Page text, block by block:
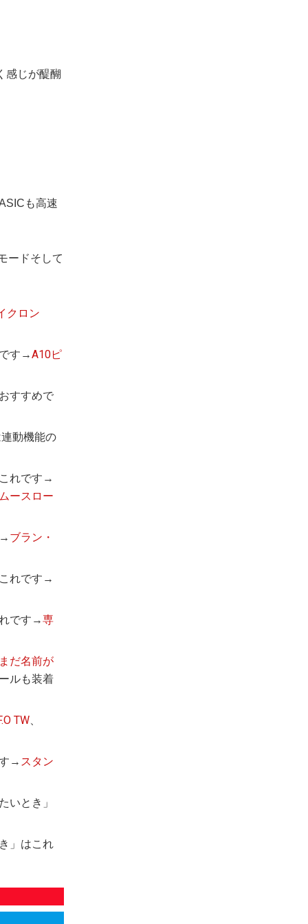
感じが醍醐
も高速
ードそして
クロン
です→A10ピ
すすめで
動機能の
れです→
ースロー
ブラン・
れです→
れです→専
まだ名前が
ルも装着
TW、
→ スタン
いとき」
」はこれ